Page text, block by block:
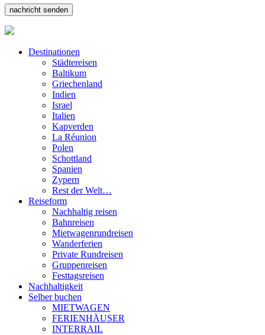
Destinationen
Städtereisen
Baltikum
Griechenland
Indien
Israel
Italien
Kapverden
La Réunion
Polen
Schottland
Spanien
Zypern
Rest der Welt…
Reiseform
Nachhaltig reisen
Bahnreisen
Mietwagenrundreisen
Wanderferien
Private Rundreisen
Gruppenreisen
Festtagsreisen
Nachhaltigkeit
Selber buchen
MIETWAGEN
FERIENHÄUSER
INTERRAIL